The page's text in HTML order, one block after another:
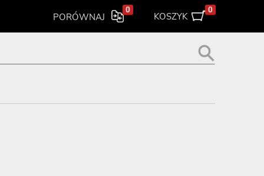
PORÓWNAJ
0
KOSZYK
0